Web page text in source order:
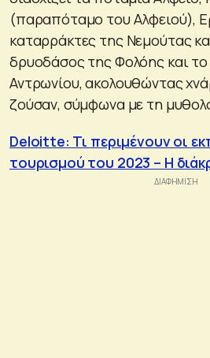
(παραπόταμο του Αλφειού),
καταρράκτες της Νεμούτας
δρυοδάσος της Φολόης και
Αντρωνίου, ακολουθώντας
ζούσαν, σύμφωνα με τη
Deloitte: Τι περιμένουν οι
τουρισμού του 2023 – Η